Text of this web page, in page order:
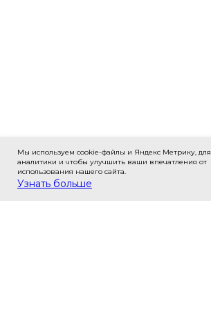
Мы используем cookie-файлы и Яндекс Метрику, для
аналитики и чтобы улучшить ваши впечатления от
использования нашего сайта.
Узнать больше